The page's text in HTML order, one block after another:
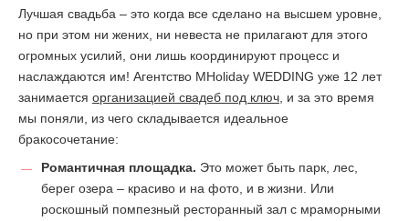
Лучшая свадьба – это когда все сделано на высшем уровне,
но при этом ни жених, ни невеста не прилагают для этого
огромных усилий, они лишь координируют процесс и
наслаждаются им! Агентство MHoliday WEDDING уже 12 лет
занимается организацией свадеб под ключ , и за это время
мы поняли, из чего складывается идеальное
бракосочетание:
Романтичная площадка. Это может быть парк, лес,
берег озера – красиво и на фото, и в жизни. Или
роскошный помпезный ресторанный зал с мраморными